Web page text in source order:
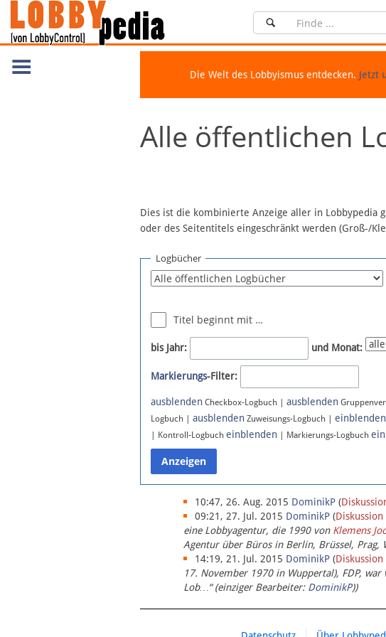
Die Welt des Lobbyismus entdecken. Jetzt
Alle öffentlichen
Dies ist die kombinierte Anzeige aller in Lobbypedia
oder des Seitentitels eingeschränkt werden (Groß-/
Logbücher
Titel beginnt mit …
bis Jahr: und Monat:
Markierungs-Filter:
ausblenden Checkbox-Logbuch | ausblenden
Logbuch | ausblenden Zuweisungs-Logbuch | einblenden
| Kontroll-Logbuch einblenden | Markierungs-Logbuch
10:47, 26. Aug. 2015 DominikP (
09:21, 27. Jul. 2015 DominikP (Diskussion
eine Lobbyagentur, die 1990 von Klemens
Agentur über Büros in Berlin, Brüssel, Prag,
14:19, 21. Jul. 2015 DominikP (Diskussion
17. November 1970 in Wuppertal), FDP,
Lob…“ (einziger Bearbeiter: DominikP))